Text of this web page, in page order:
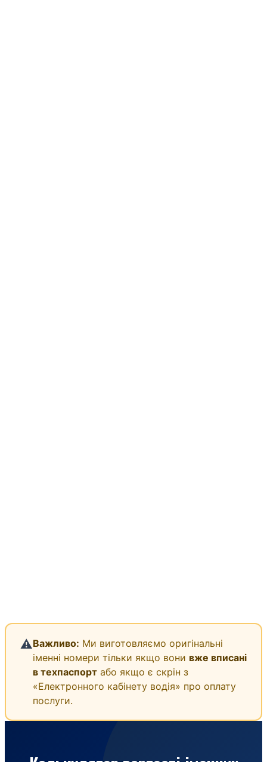
⚠️Важливо: Ми виготовляємо оригінальні
іменні номери тільки якщо вони вже вписані
в техпаспорт або якщо є скрін з
«Електронного кабінету водія» про оплату
послуги.